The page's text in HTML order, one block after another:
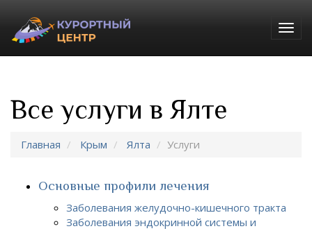
Все услуги в Ялте
Главная Крым Ялта Услуги
Основные профили лечения
Заболевания желудочно-кишечного тракта
Заболевания эндокринной системы и